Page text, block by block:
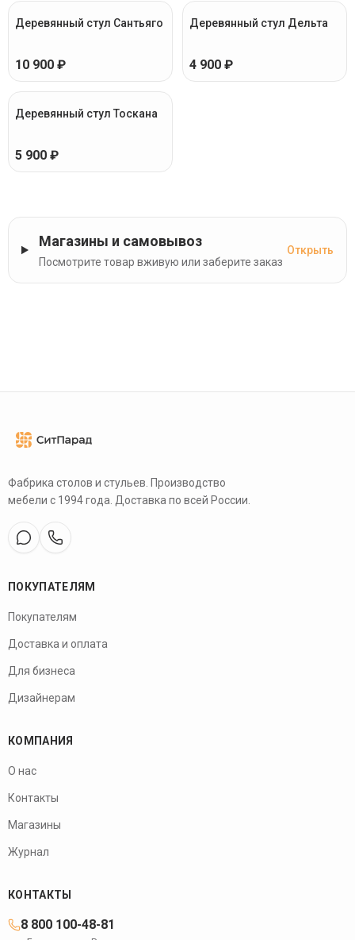
Деревянный стул Сантьяго
10 900 ₽
Деревянный стул Дельта
4 900 ₽
Деревянный стул Тоскана
5 900 ₽
Магазины и самовывоз
Посмотрите товар вживую или заберите заказ
Открыть
Фабрика столов и стульев. Производство
мебели с 1994 года. Доставка по всей России.
ПОКУПАТЕЛЯМ
Покупателям
Доставка и оплата
Для бизнеса
Дизайнерам
КОМПАНИЯ
О нас
Контакты
Магазины
Журнал
КОНТАКТЫ
8 800 100-48-81